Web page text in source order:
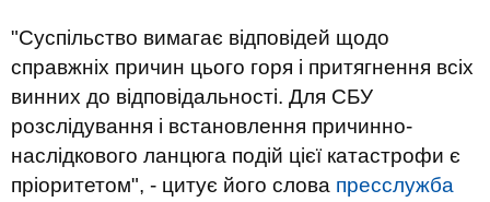
"Суспільство вимагає відповідей щодо
справжніх причин цього горя і притягнення всіх
винних до відповідальності. Для СБУ
розслідування і встановлення причинно-
наслідкового ланцюга подій цієї катастрофи є
пріоритетом", - цитує його слова пресслужба